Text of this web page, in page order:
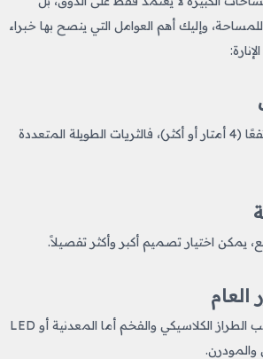
وإليك أهم العوامل التي ينصح بها خبراء
في حال كان السقف مرتفعًا (4 أمتار أو أكثر)، فالثريات الطويلة المتعددة
يمكن اختيار تصميم أكبر وأكثر تفصيلاً.
الثريات الكريستالية تناسب الطراز الكلاسيكي والفخم أما المعدنية أو LED